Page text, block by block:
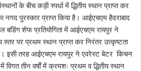
के बीच कड़ी स्पर्धा में द्धितीय स्थान प्राप्त कर
पुरस्कार प्राप्त किया है। आईएचएम हैदराबाद
बडिंग शेफ प्रतियोगिता में आईएचएम रायपुर ने
स्तर पर प्रथम स्थान प्राप्त कर निरंतर उत्कृष्टता
इसी तरह आईएचएम रायपुर ने एवरेस्ट बेटर किचन
विगत तीन वर्षाें में क्रमशः प्रथम व द्धितीय स्थान